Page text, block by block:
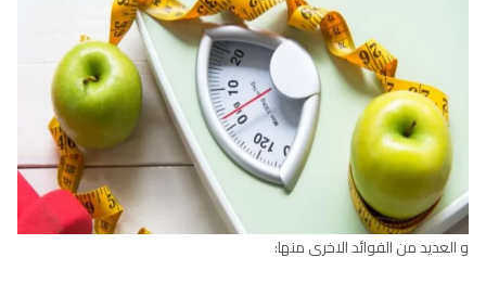
و العديد من الفوائد الاخرى منها: